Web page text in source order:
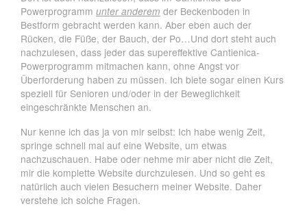
Powerprogramm unter anderem der Beckenboden in
Bestform gebracht werden kann. Aber eben auch der
Rücken, die Füße, der Bauch, der Po…Und dort steht auch
nachzulesen, dass jeder das supereffektive Cantienica-
Powerprogramm mitmachen kann, ohne Angst vor
Überforderung haben zu müssen. Ich biete sogar einen Kurs
speziell für Senioren und/oder in der Beweglichkeit
eingeschränkte Menschen an.
Nur kenne ich das ja von mir selbst: Ich habe wenig Zeit,
springe schnell mal auf eine Website, um etwas
nachzuschauen. Habe oder nehme mir aber nicht die Zeit,
mir die komplette Website durchzulesen. Und so geht es
natürlich auch vielen Besuchern meiner Website. Daher
verstehe ich solche Fragen.